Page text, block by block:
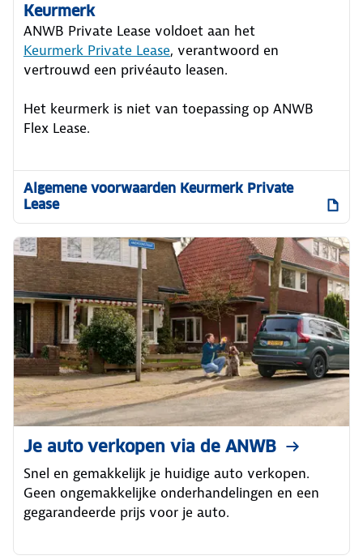
Keurmerk
ANWB Private Lease voldoet aan het
Keurmerk Private Lease, verantwoord en
vertrouwd een privéauto leasen.
Het keurmerk is niet van toepassing op ANWB
Flex Lease.
Algemene voorwaarden Keurmerk Private
Lease
Je auto verkopen via de ANWB
Snel en gemakkelijk je huidige auto verkopen.
Geen ongemakkelijke onderhandelingen en een
gegarandeerde prijs voor je auto.